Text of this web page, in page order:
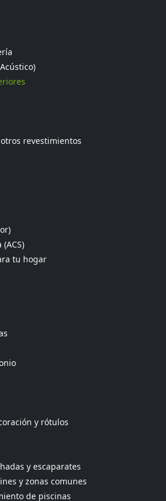
revestimientos
tu hogar
y rótulos
y escaparates
y zonas comunes
de piscinas